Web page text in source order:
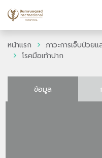
หน้าแรก ภาวะการเจ็บป่วยแ
โรคมือเท้าปาก
ข้อมูล